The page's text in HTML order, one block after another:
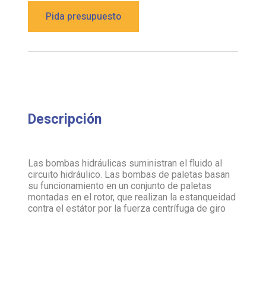
Pida presupuesto
Descripción
Las bombas hidráulicas suministran el fluido al
circuito hidráulico. Las bombas de paletas basan
su funcionamiento en un conjunto de paletas
montadas en el rotor, que realizan la estanqueidad
contra el estátor por la fuerza centrífuga de giro